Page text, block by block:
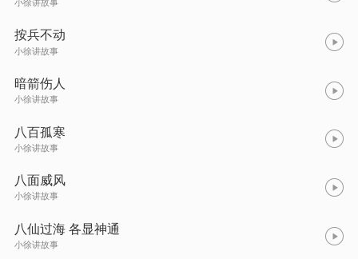
小徐讲故事
按兵不动
小徐讲故事
暗箭伤人
小徐讲故事
八百孤寒
小徐讲故事
八面威风
小徐讲故事
八仙过海 各显神通
小徐讲故事